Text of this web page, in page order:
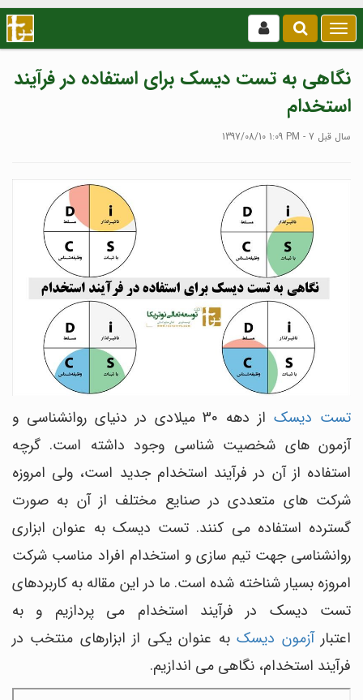
بازکردن
/
منو
نگاهی به تست دیسک برای استفاده در فرآیند
استخدام
1397/08/10 1:09 PM - 7 سال قبل
تست دیسک
از دهه 30 میلادی در دنیای روانشناسی و
آزمون های شخصیت شناسی وجود داشته است. گرچه
استفاده از آن در فرآیند استخدام جدید است، ولی امروزه
شرکت های متعددی در صنایع مختلف از آن به صورت
گسترده استفاده می کنند. تست دیسک به عنوان ابزاری
روانشناسی جهت تیم سازی و استخدام افراد مناسب شرکت
امروزه بسیار شناخته شده است. ما در این مقاله به کاربردهای
تست دیسک در فرآیند استخدام می پردازیم و به
اعتبارآزمون دیسکبه عنوان یکی از ابزارهای منتخب در
فرآیند استخدام، نگاهی می اندازیم.